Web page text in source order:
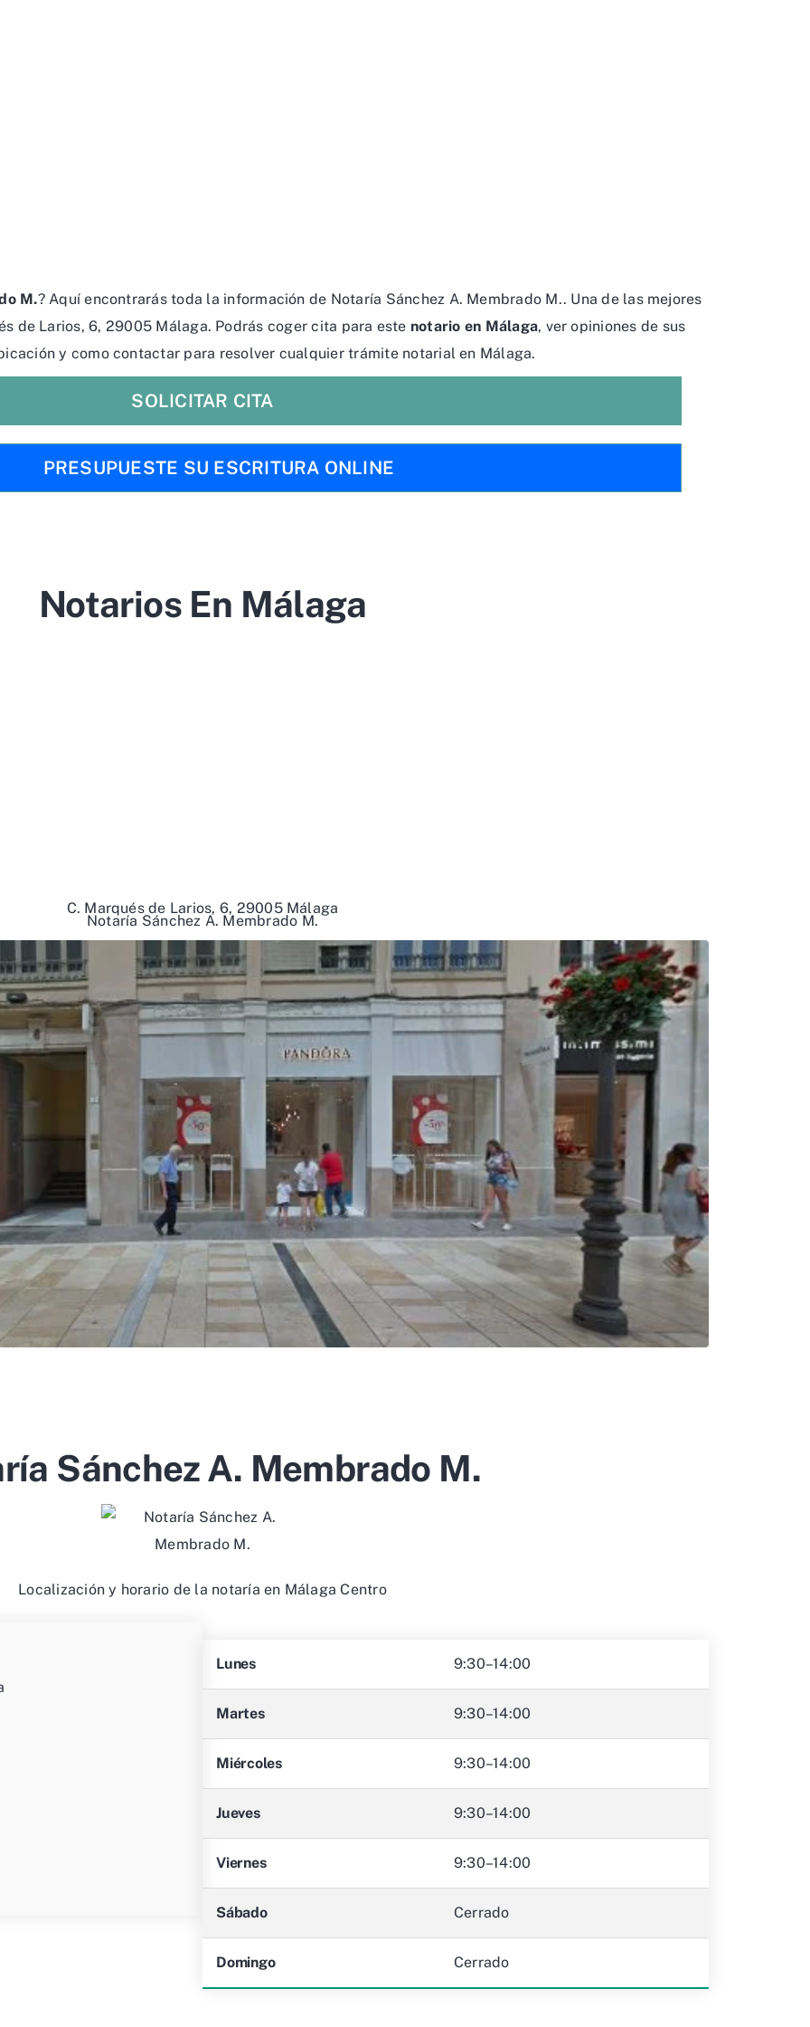
M.? Aquí encontrarás toda la información de Notaría Sánchez A. Membrado M.. Una de las mejores
de Larios, 6, 29005 Málaga. Podrás coger cita para este notario en Málaga, ver opiniones de sus
y como contactar para resolver cualquier trámite notarial en Málaga.
SOLICITAR CITA
PRESUPUESTE SU ESCRITURA ONLINE
Notarios En Málaga
Notaría Sánchez A. Membrado M.
C. Marqués de Larios, 6, 29005 Málaga
Sánchez A. Membrado M.
Localización y horario de la notaría en Málaga Centro
Lunes 9:30–14:00
Martes 9:30–14:00
Miércoles 9:30–14:00
Jueves 9:30–14:00
Viernes 9:30–14:00
Sábado Cerrado
Domingo Cerrado